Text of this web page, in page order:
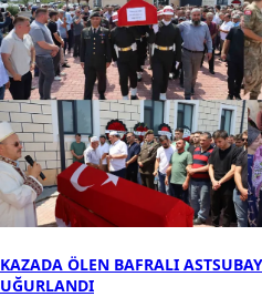
KAZADA ÖLEN BAFRALI
UĞURLANDI